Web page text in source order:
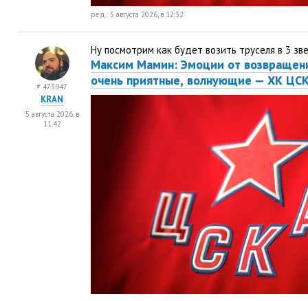
ред.: 5 августа 2026, в 12:32
Ну посмотрим как будет возить труселя в 3
Максим Мамин: Эмоции от
очень приятные, волнующие — ХК
# 473947
KRAN
5 августа 2026, в
11:42